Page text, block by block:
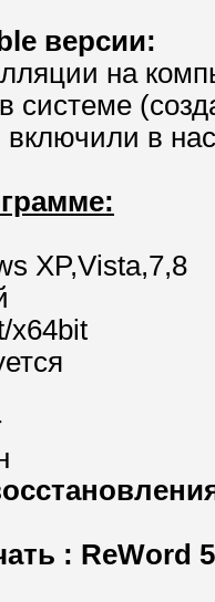
версии:
на
системе
в
XP,Vista,7,8
х64bit
: ReWord